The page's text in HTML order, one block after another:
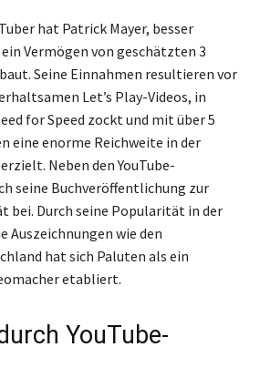
hat Patrick Mayer, besser
Vermögen von geschätzten 3
Seine Einnahmen resultieren vor
Let’s Play-Videos, in
for Speed zockt und mit über 5
eine enorme Reichweite in der
Neben den YouTube-
seine Buchveröffentlichung zur
Durch seine Popularität in der
Auszeichnungen wie den
hat sich Paluten als ein
etabliert.
YouTube-